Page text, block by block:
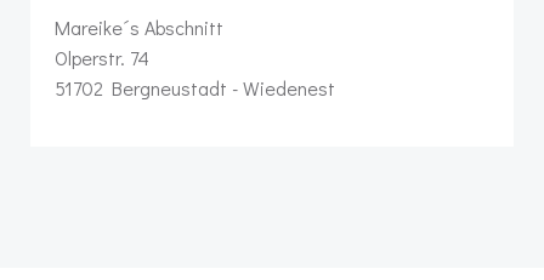
Mareike´s Abschnitt
Olperstr. 74
51702 Bergneustadt - Wiedenest